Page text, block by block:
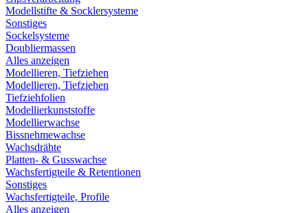
Modellstifte & Socklersysteme
Sonstiges
Sockelsysteme
Doubliermassen
Alles anzeigen
Modellieren, Tiefziehen
Modellieren, Tiefziehen
Tiefziehfolien
Modellierkunststoffe
Modellierwachse
Bissnehmewachse
Wachsdrähte
Platten- & Gusswachse
Wachsfertigteile & Retentionen
Sonstiges
Wachsfertigteile, Profile
Alles anzeigen